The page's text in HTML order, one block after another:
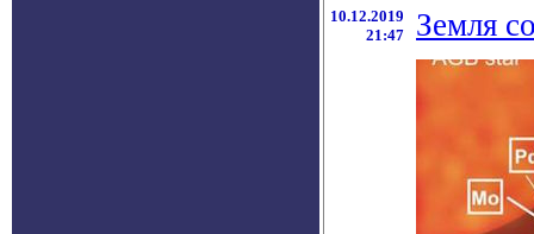
10.12.2019
21:47
Земля